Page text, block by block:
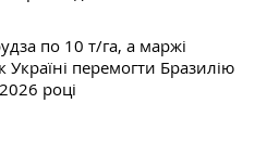
по 10 т/га, а маржі
перемогти Бразилію
році